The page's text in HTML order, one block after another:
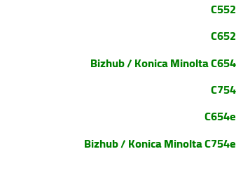
C552
C652
Bizhub / Konica Minolta C654
C754
C654e
Bizhub / Konica Minolta C754e